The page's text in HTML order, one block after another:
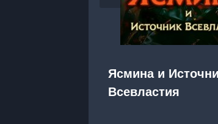
Ясмина и
Всевластия